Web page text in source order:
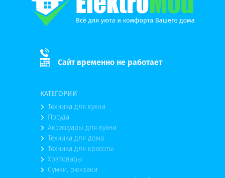
Сайт временно не работает
КАТЕГОРИИ
Техника для кухни
Посуда
Аксессуары для кухни
Техника для дома
Техника для красоты
Хозтовары
Сумки, рюкзаки